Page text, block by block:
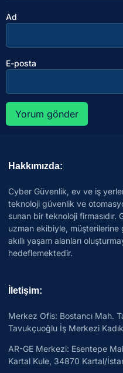
Ad
E-posta
Hakkımızda:
Cyber Güvenlik, ev ve iş
teknoloji güvenlik ve
sunan bir teknoloji firmasıdır.
uzman ekibiyle, müşterilerine
akıllı yaşam alanları
hedeflemektedir.
İletişim:
Merkez Ofis: Bostancı Mah.
Tavukçuoğlu İş Merkezi
AR-GE Merkezi: Esentepe
Kartal Kule, 34870 Kartal/